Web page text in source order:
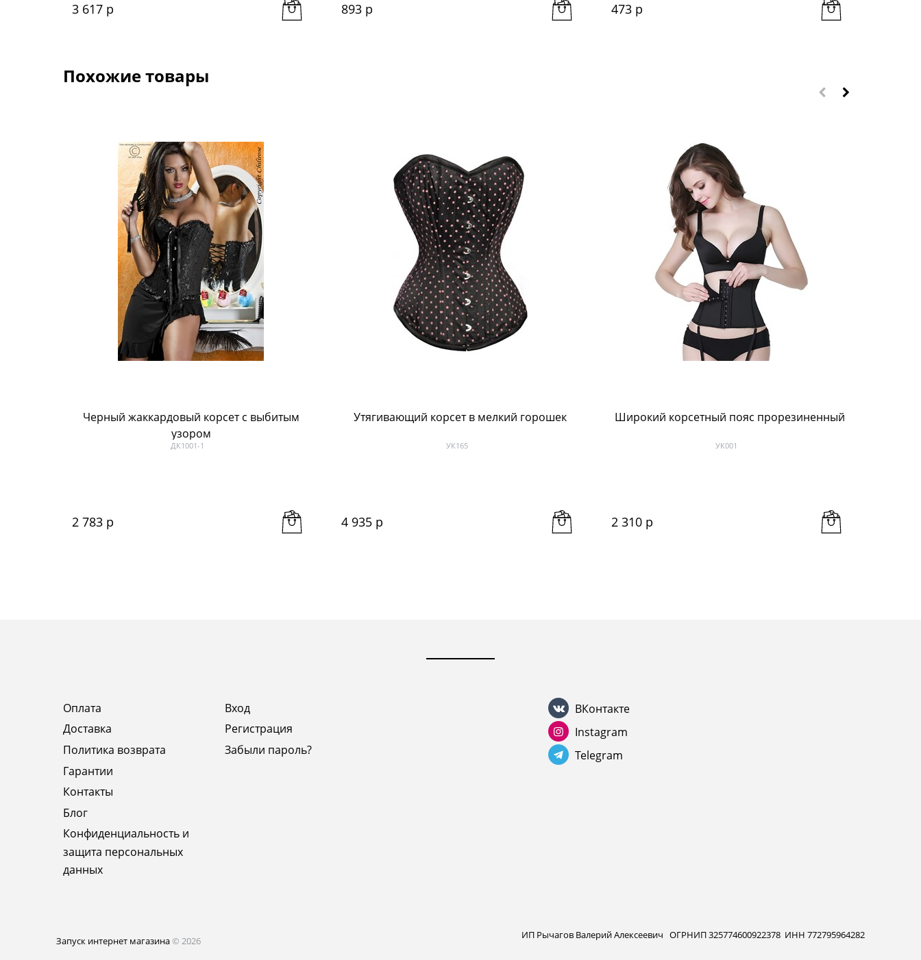
3 617 р 893 р 473 р
Похожие товары
Черный жаккардовый корсет с выбитым
узором
ДК1001-1
2 783 р
Утягивающий корсет в мелкий горошек
УК165
4 935 р
Широкий корсетный пояс прорезиненный
УК001
2 310 р
Оплата
Доставка
Политика возврата
Гарантии
Контакты
Блог
Конфиденциальность и
защита персональных
данных
Вход
Регистрация
Забыли пароль?
ВКонтакте
Instagram
Telegram
Запуск интернет магазина© 2026 ИП Рычагов Валерий Алексеевич ОГРНИП 325774600922378 ИНН 772795964282